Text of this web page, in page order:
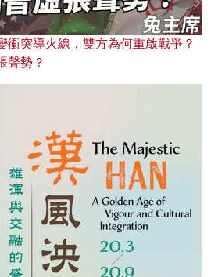
衝突導火線，雙方為何重啟戰爭？
聲勢？